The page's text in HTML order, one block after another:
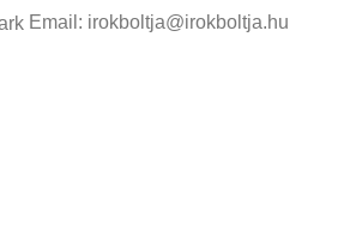
Email: irokboltja@irokboltja.hu